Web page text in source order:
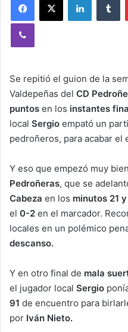
Se repitió el guion de la
Valdepeñas del CD
puntos en los instantes
local Sergio empató un
pedroñeros, para acabar el
Y eso que empezó muy
Pedroñeras, que se
Cabeza en los minutos 21
el 0-2 en el marcador.
locales en un polémico
descanso.
Y en otro final de mala
el jugador local Sergio
91 de encuentro para
por Iván Nieto.